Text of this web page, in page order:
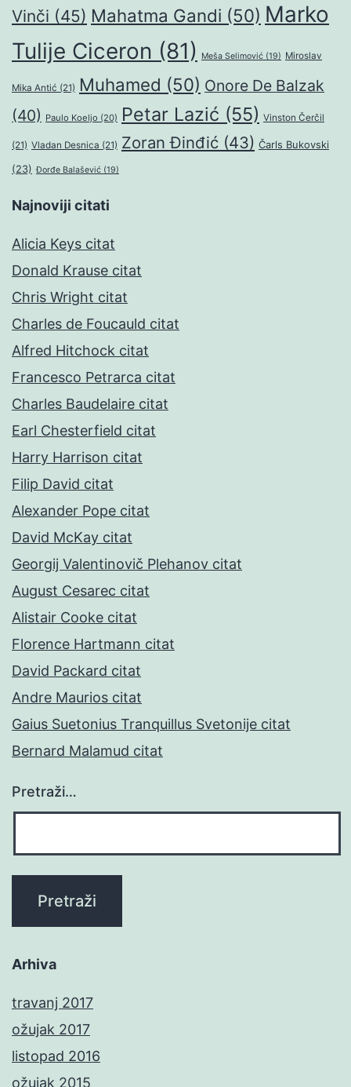
Vinči (45) Mahatma Gandi (50) Marko
Tulije Ciceron (81) Meša Selimović (19) Miroslav
Mika Antić (21) Muhamed (50) Onore De Balzak
(40) Paulo Koeljo (20) Petar Lazić (55) Vinston Čerčil
(21) Vladan Desnica (21) Zoran Đinđić (43) Čarls Bukovski
(23) Đorđe Balašević (19)
Najnoviji citati
Alicia Keys citat
Donald Krause citat
Chris Wright citat
Charles de Foucauld citat
Alfred Hitchock citat
Francesco Petrarca citat
Charles Baudelaire citat
Earl Chesterfield citat
Harry Harrison citat
Filip David citat
Alexander Pope citat
David McKay citat
Georgij Valentinovič Plehanov citat
August Cesarec citat
Alistair Cooke citat
Florence Hartmann citat
David Packard citat
Andre Maurios citat
Gaius Suetonius Tranquillus Svetonije citat
Bernard Malamud citat
Pretraži…
Arhiva
travanj 2017
ožujak 2017
listopad 2016
ožujak 2015